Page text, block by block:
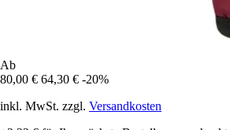
Ab
80,00 € 64,30 € -20%
inkl. MwSt. zzgl. Versandkosten